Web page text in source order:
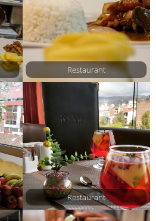
Restaurant
Restaurant